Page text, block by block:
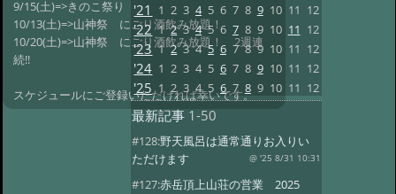
9/15(土)=>きのこ祭り
10/13(土)=>山神祭 にごり酒飲み放題！
10/20(土)=>山神祭 にごり酒飲み放題！ 2週連
続!!
スケジュールにご登録いただければ幸いです。
'21 1 2 3 4 5 6 7 8 9 10 11 12
'22 1 2 3 4 5 6 7 8 9 10 11 12
'23 1 2 3 4 5 6 7 8 9 10 11 12
'24 1 2 3 4 5 6 7 8 9 10 11 12
'25 1 2 3 4 5 6 7 8 9 10 11 12
最新記事 1-50
#128:野天風呂は通常通りお入りい
ただけます
@ '25 8/31 10:31
#127:赤岳頂上山荘の営業 2025